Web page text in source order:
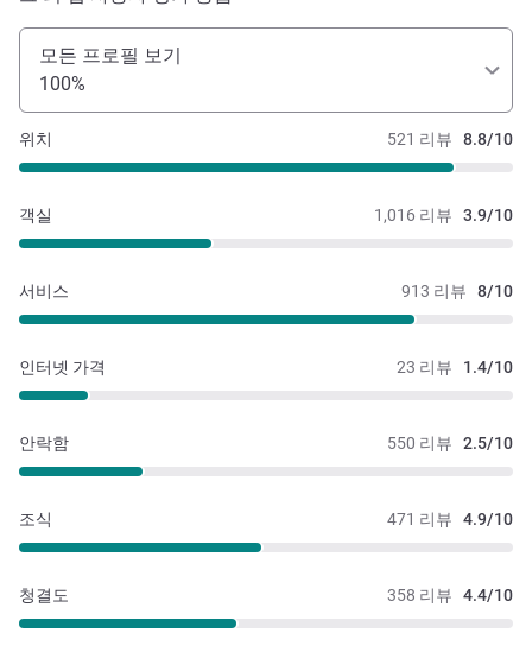
모든 프로필 보기
100%
521 리뷰 8.8/10
위치
1,016 리뷰 3.9/10
객실
913 리뷰 8/10
서비스
23 리뷰 1.4/10
인터넷 가격
550 리뷰 2.5/10
안락함
471 리뷰 4.9/10
조식
358 리뷰 4.4/10
청결도